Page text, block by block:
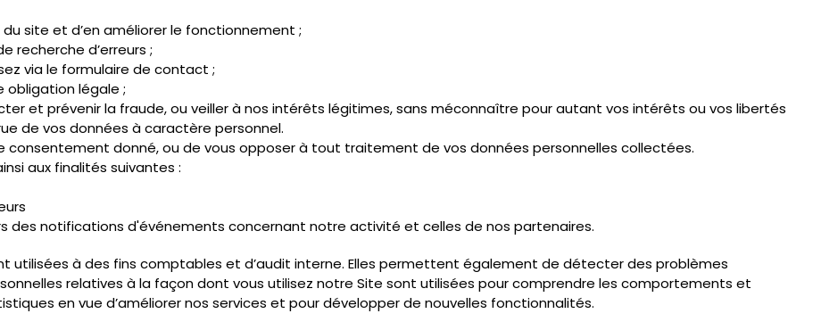
site et d’en améliorer le fonctionnement ;
recherche d’erreurs ;
via le formulaire de contact ;
obligation légale ;
et prévenir la fraude, ou veiller à nos intérêts légitimes, sans méconnaître pour autant vos intérêts ou vos libertés
de vos données à caractère personnel.
donné, ou de vous opposer à tout traitement de vos données personnelles collectées.
aux finalités suivantes :
des notifications d'événements concernant notre activité et celles de nos partenaires.
utilisées à des fins comptables et d’audit interne. Elles permettent également de détecter des problèmes
relatives à la façon dont vous utilisez notre Site sont utilisées pour comprendre les comportements et
en vue d’améliorer nos services et pour développer de nouvelles fonctionnalités.